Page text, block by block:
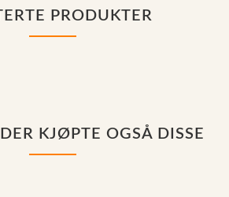
PRODUKTER
KJØPTE OGSÅ DISSE